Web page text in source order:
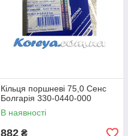
Кільця поршневі 75,0 Сенс
Болгарія 330-0440-000
В наявності
882 ₴